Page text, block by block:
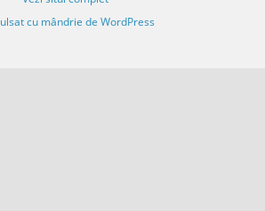
cu mândrie de WordPress